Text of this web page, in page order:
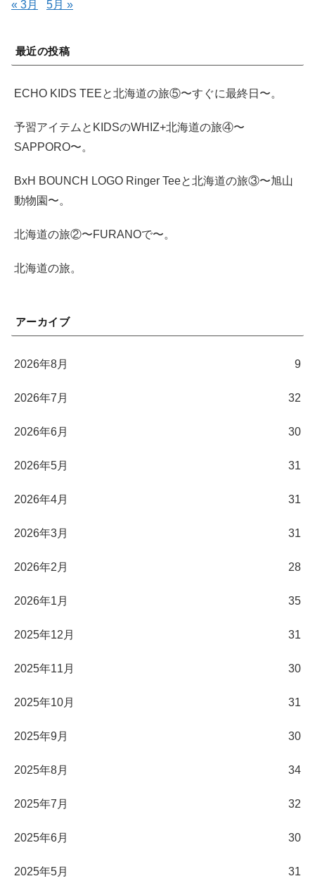
« 3月 5月 »
最近の投稿
ECHO KIDS TEEと北海道の旅⑤〜すぐに最終日〜。
予習アイテムとKIDSのWHIZ+北海道の旅④〜
SAPPORO〜。
BxH BOUNCH LOGO Ringer Teeと北海道の旅③〜旭山
動物園〜。
北海道の旅②〜FURANOで〜。
北海道の旅。
アーカイブ
2026年8月 9
2026年7月 32
2026年6月 30
2026年5月 31
2026年4月 31
2026年3月 31
2026年2月 28
2026年1月 35
2025年12月 31
2025年11月 30
2025年10月 31
2025年9月 30
2025年8月 34
2025年7月 32
2025年6月 30
2025年5月 31